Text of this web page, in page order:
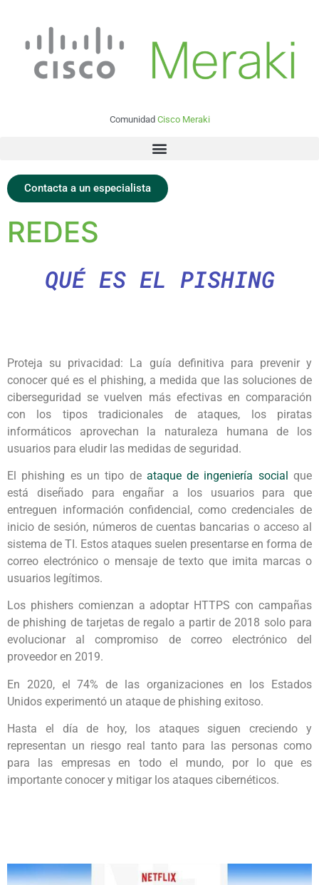
Comunidad Cisco Meraki
Contacta a un especialista
REDES
QUÉ ES EL PISHING
Proteja su privacidad: La guía definitiva para prevenir y
conocer qué es el phishing, a medida que las soluciones de
ciberseguridad se vuelven más efectivas en comparación
con los tipos tradicionales de ataques, los piratas
informáticos aprovechan la naturaleza humana de los
usuarios para eludir las medidas de seguridad.
El phishing es un tipo de ataque de ingeniería social que
está diseñado para engañar a los usuarios para que
entreguen información confidencial, como credenciales de
inicio de sesión, números de cuentas bancarias o acceso al
sistema de TI. Estos ataques suelen presentarse en forma de
correo electrónico o mensaje de texto que imita marcas o
usuarios legítimos.
Los phishers comienzan a adoptar HTTPS con campañas
de phishing de tarjetas de regalo a partir de 2018 solo para
evolucionar al compromiso de correo electrónico del
proveedor en 2019.
En 2020, el 74% de las organizaciones en los Estados
Unidos experimentó un ataque de phishing exitoso.
Hasta el día de hoy, los ataques siguen creciendo y
representan un riesgo real tanto para las personas como
para las empresas en todo el mundo, por lo que es
importante conocer y mitigar los ataques cibernéticos.